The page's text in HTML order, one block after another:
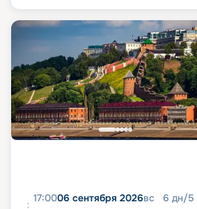
17:0006 сентября 2026вс 6 дн/5